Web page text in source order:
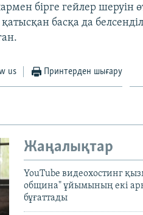
бірге гейлер шеруін
басқа да
us Принтерден шығару
Жаңалықтар
YouTube видеохостинг
община" ұйымының екі
бұғаттады